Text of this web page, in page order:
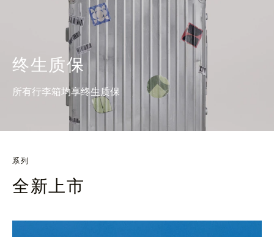
终生质保
所有行李箱均享终生质保
系列
全新上市